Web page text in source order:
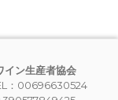
イン生産者協会
：00696630524